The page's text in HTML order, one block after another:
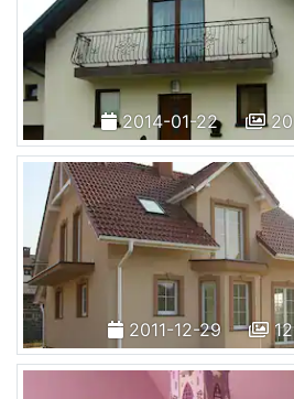
2014-01-22 20
2011-12-29 12